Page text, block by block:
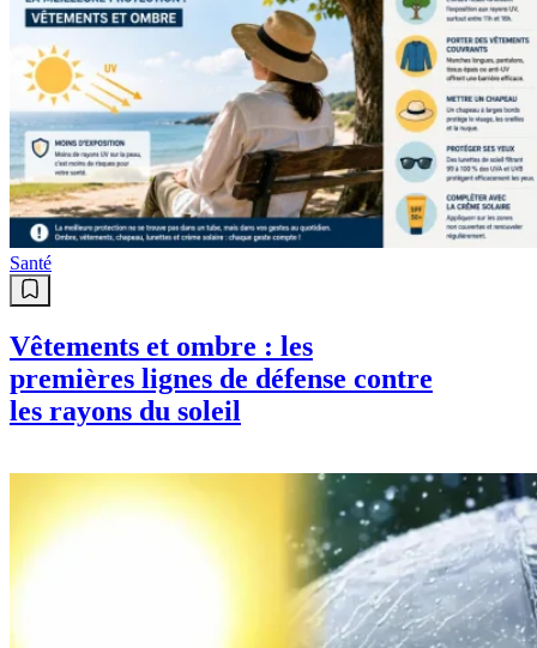
Santé
Vêtements et ombre : les
premières lignes de défense contre
les rayons du soleil